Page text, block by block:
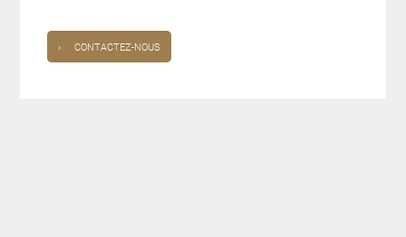
› CONTACTEZ-NOUS